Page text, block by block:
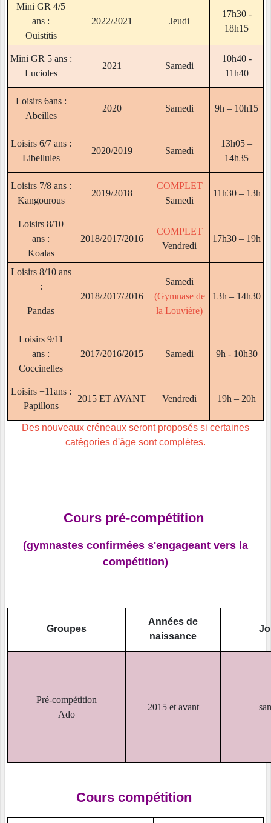
Mini GR 4/5
ans :
Ouistitis
2022/2021 Jeudi
17h30 -
18h15
Mini GR 5 ans :
Lucioles
2021 Samedi
10h40 -
11h40
Loisirs 6ans :
Abeilles
2020 Samedi 9h – 10h15
Loisirs 6/7 ans :
Libellules
2020/2019 Samedi
13h05 –
14h35
Loisirs 7/8 ans :
Kangourous
2019/2018
COMPLET
Samedi
11h30 – 13h
Loisirs 8/10
ans :
Koalas
2018/2017/2016
COMPLET
Vendredi
17h30 – 19h
Loisirs 8/10 ans
:
Pandas
2018/2017/2016
Samedi
(Gymnase de
la Louvière)
13h – 14h30
Loisirs 9/11
ans :
Coccinelles
2017/2016/2015 Samedi 9h - 10h30
Loisirs +11ans :
Papillons
2015 ET AVANT Vendredi 19h – 20h
Des nouveaux créneaux seront proposés si certaines
catégories d'âge sont complètes.
Cours pré-compétition
(gymnastes confirmées s'engageant vers la
compétition)
Groupes
Années de
naissance
Pré-compétition
Ado
2015 et avant
Cours compétition